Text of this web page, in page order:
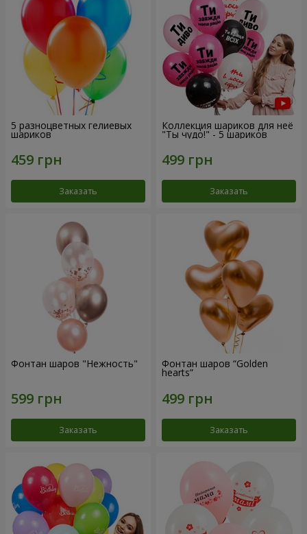
5 разноцветных гелиевых
шариков
Заказать
Коллекция шариков для неё
"Ты чудо!" - 5 шариков
Заказать
Фонтан шаров "Нежность"
Заказать
Фонтан шаров “Golden
hearts”
Заказать